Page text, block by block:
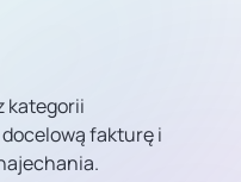
kategorii
fakturę i